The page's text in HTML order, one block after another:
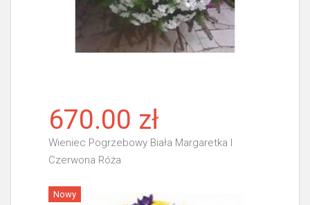
670.00 zł
Wieniec Pogrzebowy Biała Margaretka I
Czerwona Róża
Więcej
Nowy